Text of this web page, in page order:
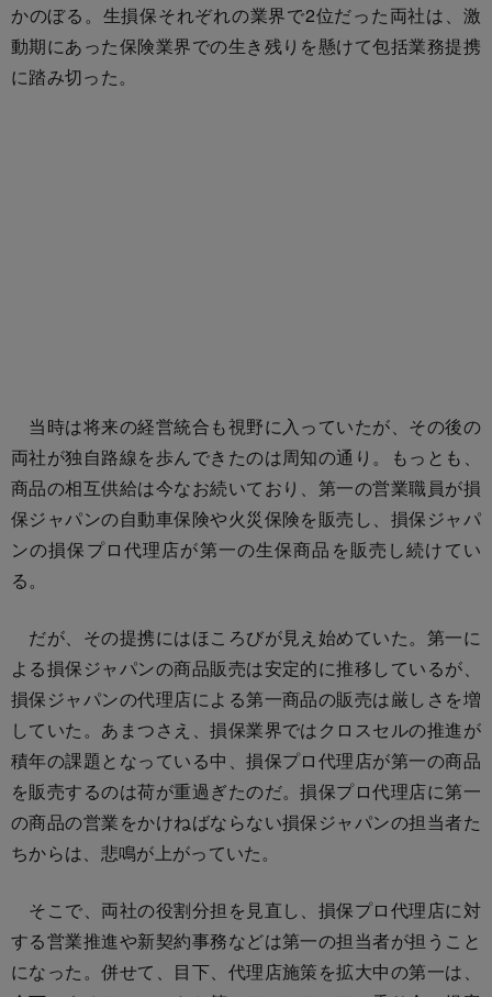
かのぼる。生損保それぞれの業界で2位だった両社は、激
動期にあった保険業界での生き残りを懸けて包括業務提携
に踏み切った。
当時は将来の経営統合も視野に入っていたが、その後の
両社が独自路線を歩んできたのは周知の通り。もっとも、
商品の相互供給は今なお続いており、第一の営業職員が損
保ジャパンの自動車保険や火災保険を販売し、損保ジャパ
ンの損保プロ代理店が第一の生保商品を販売し続けてい
る。
だが、その提携にはほころびが見え始めていた。第一に
よる損保ジャパンの商品販売は安定的に推移しているが、
損保ジャパンの代理店による第一商品の販売は厳しさを増
していた。あまつさえ、損保業界ではクロスセルの推進が
積年の課題となっている中、損保プロ代理店が第一の商品
を販売するのは荷が重過ぎたのだ。損保プロ代理店に第一
の商品の営業をかけねばならない損保ジャパンの担当者た
ちからは、悲鳴が上がっていた。
そこで、両社の役割分担を見直し、損保プロ代理店に対
する営業推進や新契約事務などは第一の担当者が担うこと
になった。併せて、目下、代理店施策を拡大中の第一は、